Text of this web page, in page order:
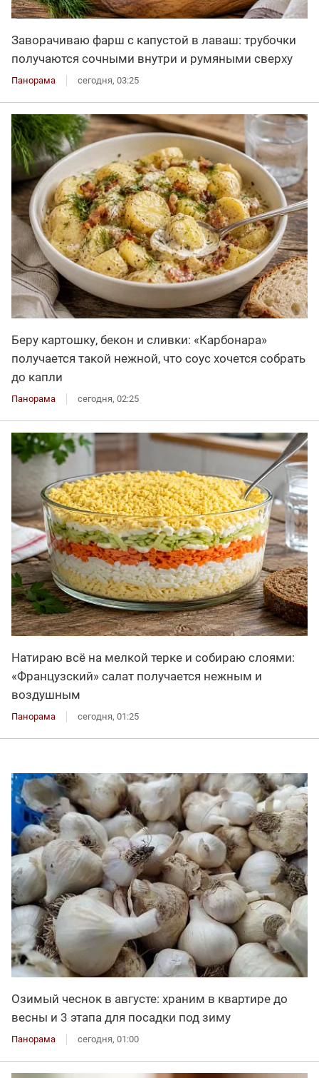
Заворачиваю фарш с капустой в лаваш: трубочки
получаются сочными внутри и румяными сверху
Панорама сегодня, 03:25
Беру картошку, бекон и сливки: «Карбонара»
получается такой нежной, что соус хочется собрать
до капли
Панорама сегодня, 02:25
Натираю всё на мелкой терке и собираю слоями:
«Французский» салат получается нежным и
воздушным
Панорама сегодня, 01:25
Озимый чеснок в августе: храним в квартире до
весны и 3 этапа для посадки под зиму
Панорама сегодня, 01:00